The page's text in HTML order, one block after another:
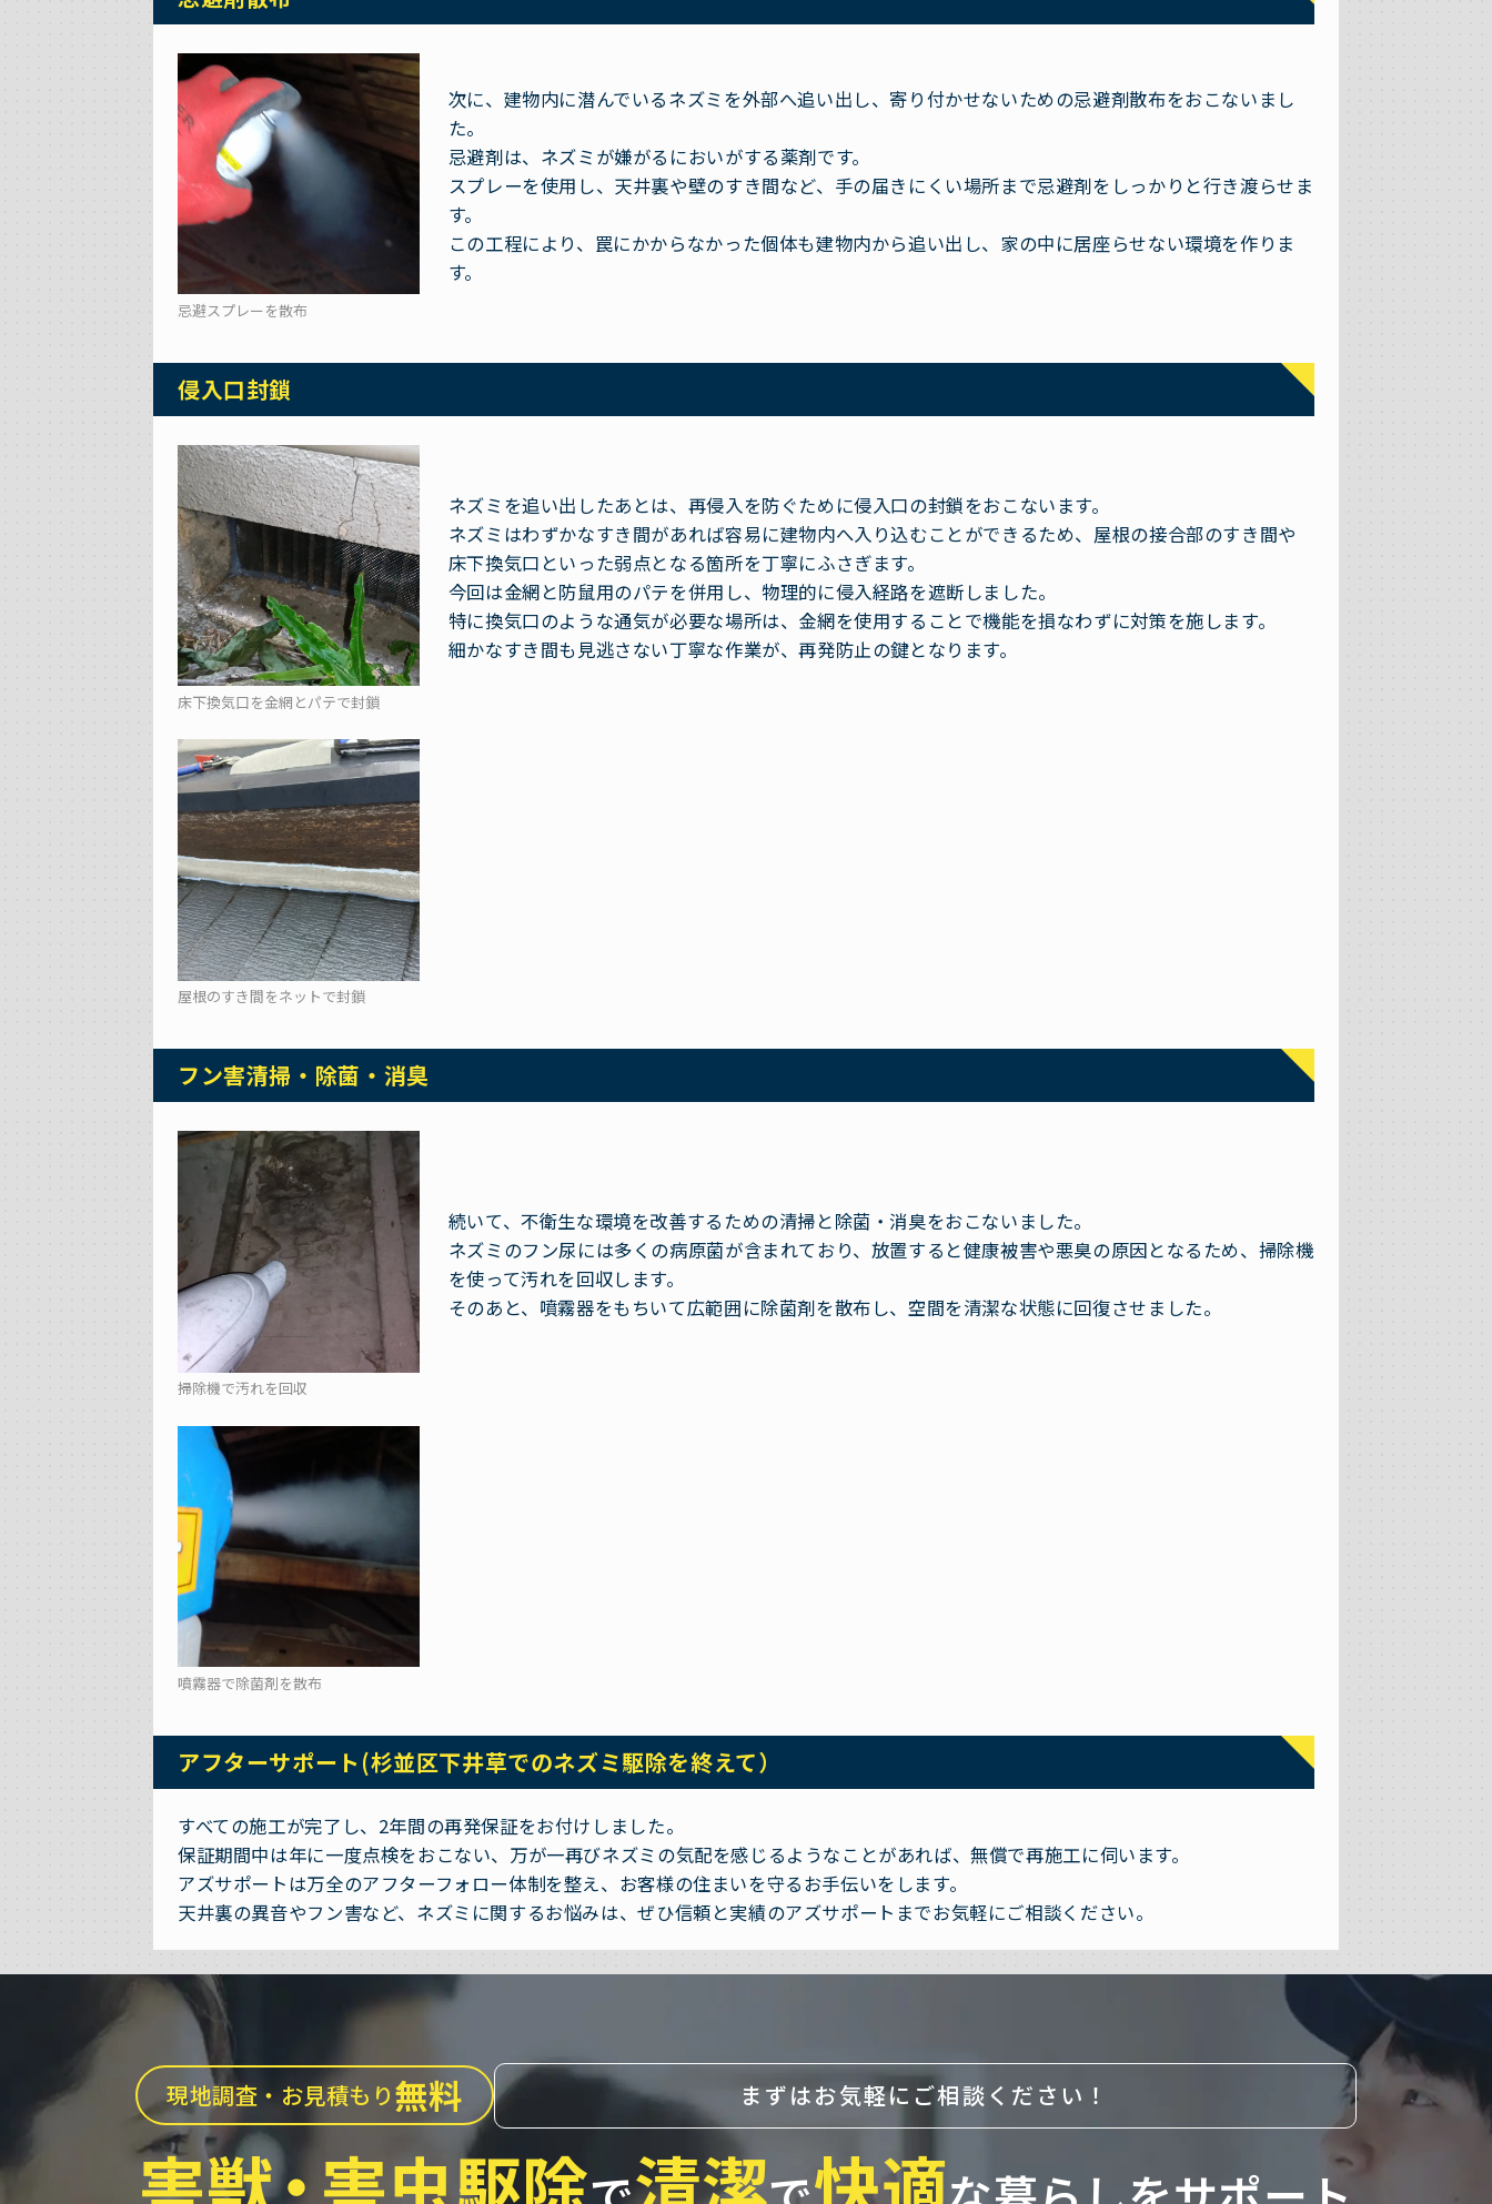
忌避スプレーを散布
次に、建物内に潜んでいるネズミを外部へ追い出し、寄り付かせないための忌避剤散布をおこないまし
た。
忌避剤は、ネズミが嫌がるにおいがする薬剤です。
スプレーを使用し、天井裏や壁のすき間など、手の届きにくい場所まで忌避剤をしっかりと行き渡らせま
す。
この工程により、罠にかからなかった個体も建物内から追い出し、家の中に居座らせない環境を作りま
す。
侵入口封鎖
床下換気口を金網とパテで封鎖
ネズミを追い出したあとは、再侵入を防ぐために侵入口の封鎖をおこないます。
ネズミはわずかなすき間があれば容易に建物内へ入り込むことができるため、屋根の接合部のすき間や
床下換気口といった弱点となる箇所を丁寧にふさぎます。
今回は金網と防鼠用のパテを併用し、物理的に侵入経路を遮断しました。
特に換気口のような通気が必要な場所は、金網を使用することで機能を損なわずに対策を施します。
細かなすき間も見逃さない丁寧な作業が、再発防止の鍵となります。
屋根のすき間をネットで封鎖
フン害清掃・除菌・消臭
掃除機で汚れを回収
続いて、不衛生な環境を改善するための清掃と除菌・消臭をおこないました。
ネズミのフン尿には多くの病原菌が含まれており、放置すると健康被害や悪臭の原因となるため、掃除機
を使って汚れを回収します。
そのあと、噴霧器をもちいて広範囲に除菌剤を散布し、空間を清潔な状態に回復させました。
噴霧器で除菌剤を散布
アフターサポート(杉並区下井草でのネズミ駆除を終えて）
すべての施工が完了し、2年間の再発保証をお付けしました。
保証期間中は年に一度点検をおこない、万が一再びネズミの気配を感じるようなことがあれば、無償で再施工に伺います。
アズサポートは万全のアフターフォロー体制を整え、お客様の住まいを守るお手伝いをします。
天井裏の異音やフン害など、ネズミに関するお悩みは、ぜひ信頼と実績のアズサポートまでお気軽にご相談ください。
現地調査・お見積もり無料 まずはお気軽にご相談ください！
害獣・害虫駆除 清潔 快適